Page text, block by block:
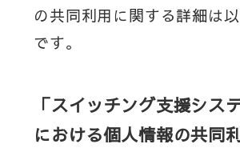
の共同利用に関する詳細は
です。
「スイッチング支援シス
における個人情報の共同